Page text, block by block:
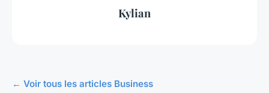
Kylian
← Voir tous les articles Business